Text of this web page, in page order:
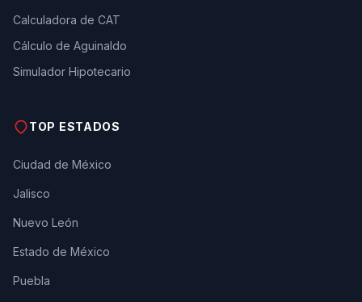
Calculadora de CAT
Cálculo de Aguinaldo
Simulador Hipotecario
TOP ESTADOS
Ciudad de México
Jalisco
Nuevo León
Estado de México
Puebla